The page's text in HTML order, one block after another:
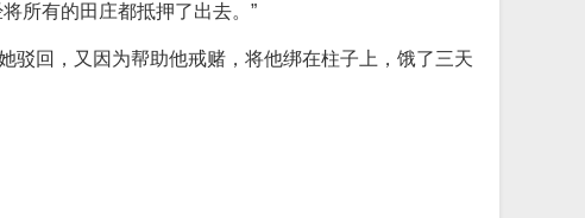
所有的田庄都抵押了出去。”
驳回，又因为帮助他戒赌，将他绑在柱子上，饿了三天